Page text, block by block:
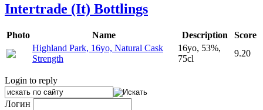
Intertrade (It) Bottlings
Photo Name Description
Score
Highland Park, 16yo, Natural Cask
Strength
16yo, 53%,
75cl
9.20
Login to reply
Логин